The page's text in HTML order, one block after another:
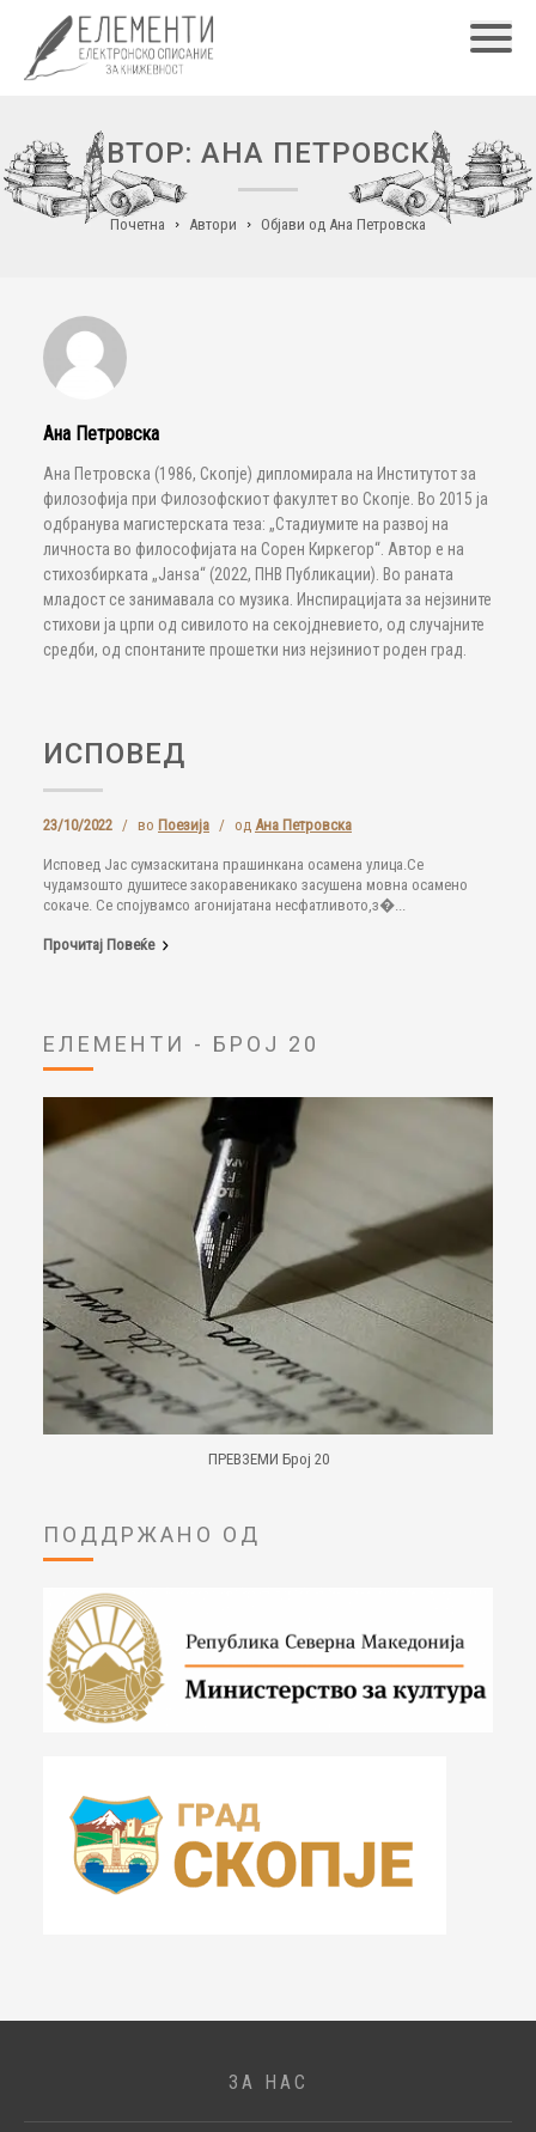
АВТОР: АНА ПЕТРОВСКА
Почетна Автори Објави од Ана Петровска
Ана Петровска
Ана Петровска (1986, Скопје) дипломирала на Институтот за
филозофија при Филозофскиот факултет во Скопје. Во 2015 ја
одбранува магистерската теза: „Стадиумите на развој на
личноста во философијата на Сорен Киркегор“. Автор е на
стихозбирката „Јанѕа“ (2022, ПНВ Публикации). Во раната
младост се занимавала со музика. Инспирацијата за нејзините
стихови ја црпи од сивилото на секојдневието, од случајните
средби, од спонтаните прошетки низ нејзиниот роден град.
ИСПОВЕД
23/10/2022 / во Поезија / од Ана Петровска
Исповед Јас сумзаскитана прашинкана осамена улица.Се
чудамзошто душитесе закоравеникако засушена мовна осамено
сокаче. Се спојувамсо агонијатана несфатливото,з�...
Прочитај Повеќе
ЕЛЕМЕНТИ - БРОЈ 20
ПРЕВЗЕМИ Број 20
ПОДДРЖАНО ОД
ЗА НАС